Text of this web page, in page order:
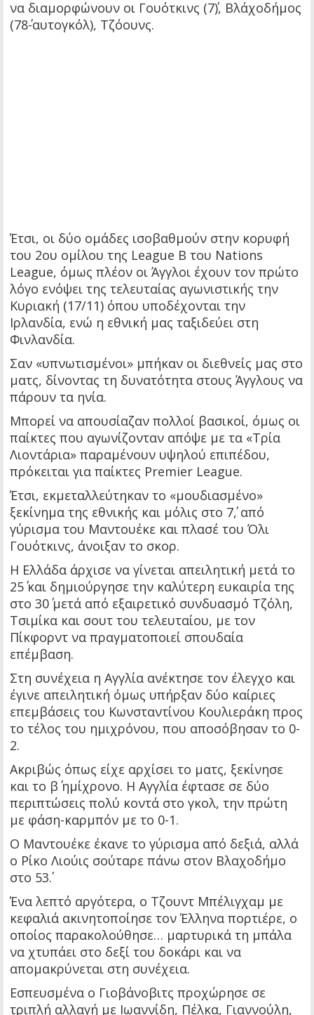
να διαμορφώνουν οι Γουότκινς (7΄), Βλάχοδήμος
(78΄-αυτογκόλ), Τζόουνς.
Έτσι, οι δύο ομάδες ισοβαθμούν στην κορυφή
του 2ου ομίλου της League B του Nations
League, όμως πλέον οι Άγγλοι έχουν τον πρώτο
λόγο ενόψει της τελευταίας αγωνιστικής την
Κυριακή (17/11) όπου υποδέχονται την
Ιρλανδία, ενώ η εθνική μας ταξιδεύει στη
Φινλανδία.
Σαν «υπνωτισμένοι» μπήκαν οι διεθνείς μας στο
ματς, δίνοντας τη δυνατότητα στους Άγγλους να
πάρουν τα ηνία.
Μπορεί να απουσίαζαν πολλοί βασικοί, όμως οι
παίκτες που αγωνίζονταν απόψε με τα «Τρία
Λιοντάρια» παραμένουν υψηλού επιπέδου,
πρόκειται για παίκτες Premier League.
Έτσι, εκμεταλλεύτηκαν το «μουδιασμένο»
ξεκίνημα της εθνικής και μόλις στο 7΄, από
γύρισμα του Μαντουέκε και πλασέ του Όλι
Γουότκινς, άνοιξαν το σκορ.
Η Ελλάδα άρχισε να γίνεται απειλητική μετά το
25΄ και δημιούργησε την καλύτερη ευκαιρία της
στο 30΄ μετά από εξαιρετικό συνδυασμό Τζόλη,
Τσιμίκα και σουτ του τελευταίου, με τον
Πίκφορντ να πραγματοποιεί σπουδαία
επέμβαση.
Στη συνέχεια η Αγγλία ανέκτησε τον έλεγχο και
έγινε απειλητική όμως υπήρξαν δύο καίριες
επεμβάσεις του Κωνσταντίνου Κουλιεράκη προς
το τέλος του ημιχρόνου, που αποσόβησαν το 0-
2.
Ακριβώς όπως είχε αρχίσει το ματς, ξεκίνησε
και το β΄ ημίχρονο. Η Αγγλία έφτασε σε δύο
περιπτώσεις πολύ κοντά στο γκολ, την πρώτη
με φάση-καρμπόν με το 0-1.
Ο Μαντουέκε έκανε το γύρισμα από δεξιά, αλλά
ο Ρίκο Λιούις σούταρε πάνω στον Βλαχοδήμο
στο 53΄.
Ένα λεπτό αργότερα, ο Τζουντ Μπέλιγχαμ με
κεφαλιά ακινητοποίησε τον Έλληνα πορτιέρε, ο
οποίος παρακολούθησε… μαρτυρικά τη μπάλα
να χτυπάει στο δεξί του δοκάρι και να
απομακρύνεται στη συνέχεια.
Εσπευσμένα ο Γιοβάνοβιτς προχώρησε σε
τριπλή αλλαγή με Ιωαννίδη, Πέλκα, Γιαννούλη,